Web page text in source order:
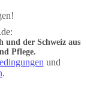
und der Schweiz aus
Pflege.
und
.